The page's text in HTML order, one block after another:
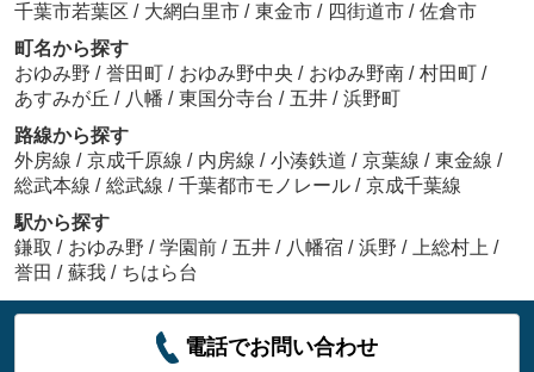
千葉市若葉区 / 大網白里市 / 東金市 / 四街道市 / 佐倉市
町名から探す
おゆみ野 / 誉田町 / おゆみ野中央 / おゆみ野南 / 村田町 /
あすみが丘 / 八幡 / 東国分寺台 / 五井 / 浜野町
路線から探す
外房線 / 京成千原線 / 内房線 / 小湊鉄道 / 京葉線 / 東金線 /
総武本線 / 総武線 / 千葉都市モノレール / 京成千葉線
駅から探す
鎌取 / おゆみ野 / 学園前 / 五井 / 八幡宿 / 浜野 / 上総村上 /
誉田 / 蘇我 / ちはら台
電話でお問い合わせ